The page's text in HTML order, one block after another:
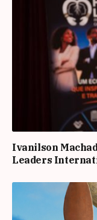
Ivanilson
Leaders